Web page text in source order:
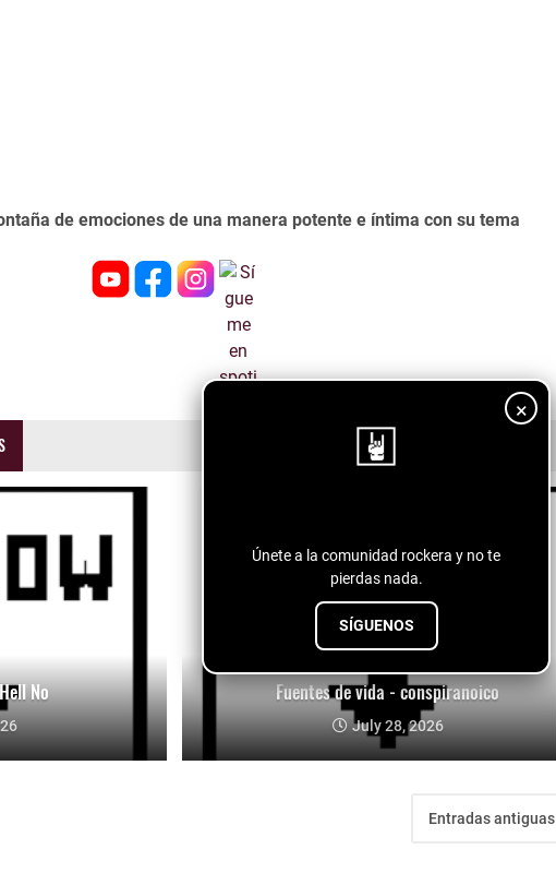
×
Únete a la comunidad rockera y no te
pierdas nada.
SÍGUENOS
de emociones de una manera potente e íntima con su tema
No Fuentes de vida - conspiranoico
July 28, 2026
Entradas antiguas